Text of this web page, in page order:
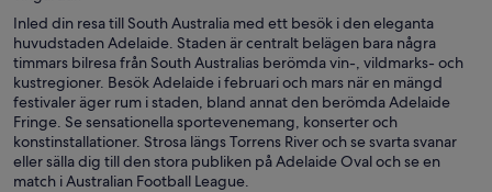
Inled din resa till South Australia med ett besök i den eleganta
huvudstaden Adelaide. Staden är centralt belägen bara några
timmars bilresa från South Australias berömda vin-, vildmarks- och
kustregioner. Besök Adelaide i februari och mars när en mängd
festivaler äger rum i staden, bland annat den berömda Adelaide
Fringe. Se sensationella sportevenemang, konserter och
konstinstallationer. Strosa längs Torrens River och se svarta svanar
eller sälla dig till den stora publiken på Adelaide Oval och se en
match i Australian Football League.